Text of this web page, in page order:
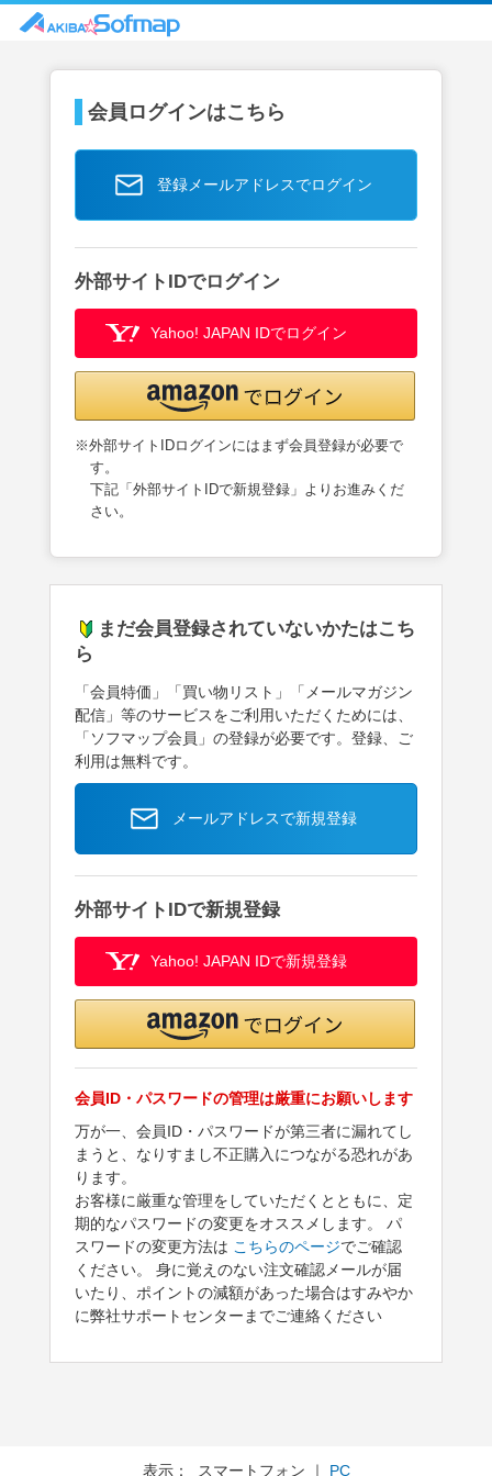
会員ログインはこちら
登録メールアドレスでログイン
外部サイトIDでログイン
Yahoo! JAPAN IDでログイン
※外部サイトIDログインにはまず会員登録が必要で
す。
下記「外部サイトIDで新規登録」よりお進みくだ
さい。
まだ会員登録されていないかたはこち
ら
「会員特価」「買い物リスト」「メールマガジン
配信」等のサービスをご利用いただくためには、
「ソフマップ会員」の登録が必要です。登録、ご
利用は無料です。
メールアドレスで新規登録
外部サイトIDで新規登録
Yahoo! JAPAN IDで新規登録
会員ID・パスワードの管理は厳重にお願いします
万が一、会員ID・パスワードが第三者に漏れてし
まうと、なりすまし不正購入につながる恐れがあ
ります。
お客様に厳重な管理をしていただくとともに、定
期的なパスワードの変更をオススメします。 パ
スワードの変更方法は こちらのページでご確認
ください。 身に覚えのない注文確認メールが届
いたり、ポイントの減額があった場合はすみやか
に弊社サポートセンターまでご連絡ください
表示： スマートフォン ｜ PC